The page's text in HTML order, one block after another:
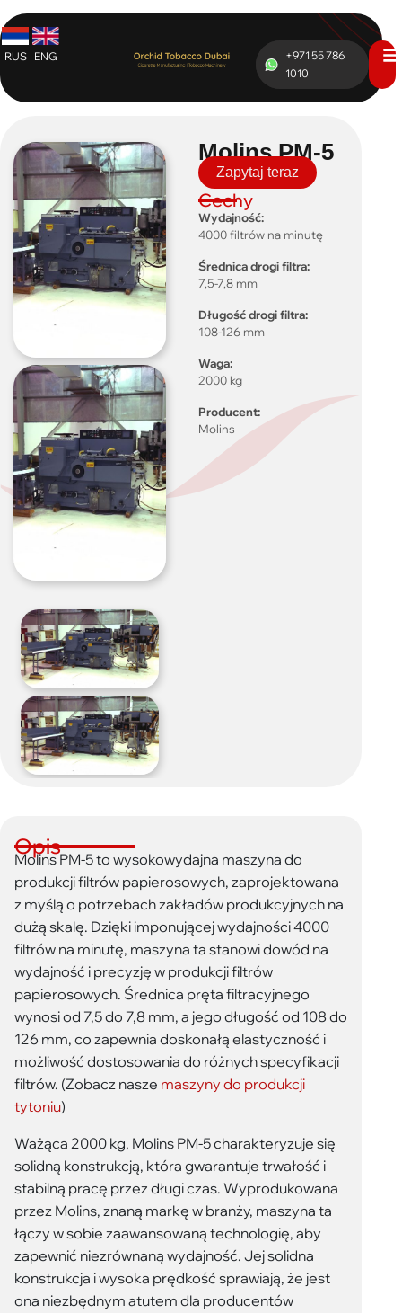
RUS ENG
+971 55 786
1010
Molins PM-5
Zapytaj teraz
Cechy
Wydajność:
4000 filtrów na minutę
Średnica drogi filtra:
7,5-7,8 mm
Długość drogi filtra:
108-126 mm
Waga:
2000 kg
Producent:
Molins
Opis
Molins PM-5 to wysokowydajna maszyna do
produkcji filtrów papierosowych, zaprojektowana
z myślą o potrzebach zakładów produkcyjnych na
dużą skalę. Dzięki imponującej wydajności 4000
filtrów na minutę, maszyna ta stanowi dowód na
wydajność i precyzję w produkcji filtrów
papierosowych. Średnica pręta filtracyjnego
wynosi od 7,5 do 7,8 mm, a jego długość od 108 do
126 mm, co zapewnia doskonałą elastyczność i
możliwość dostosowania do różnych specyfikacji
filtrów. (Zobacz nasze maszyny do produkcji
tytoniu)
Ważąca 2000 kg, Molins PM-5 charakteryzuje się
solidną konstrukcją, która gwarantuje trwałość i
stabilną pracę przez długi czas. Wyprodukowana
przez Molins, znaną markę w branży, maszyna ta
łączy w sobie zaawansowaną technologię, aby
zapewnić niezrównaną wydajność. Jej solidna
konstrukcja i wysoka prędkość sprawiają, że jest
ona niezbędnym atutem dla producentów